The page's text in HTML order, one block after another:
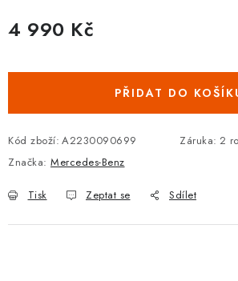
Cookies a podmínky používání stránek
Kontakty Blog
4 990 Kč
PŘIDAT DO
Kód zboží: A2230090699 Záruka: 2
Značka: Mercedes-Benz
Tisk Zeptat se Sdílet